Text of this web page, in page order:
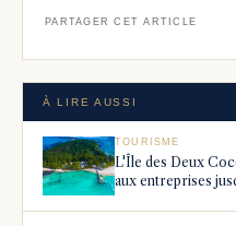
PARTAGER CET ARTICLE
À LIRE AUSSI
TOURISME
L'Île des Deux
aux entreprises